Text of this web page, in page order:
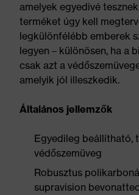
amelyek egyedivé
terméket úgy kell
legkülönfélébb emberek
legyen – különösen, ha a
csak azt a
amelyik jól illeszkedik.
Általános jellemzők
Egyedileg beállítható,
védőszemüveg
Robusztus
supravision